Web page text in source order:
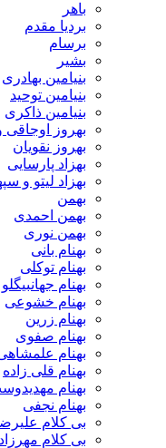
بردیا مقدم
بنیامین بهادری
بنیامین توحید
بنیامین ذاکری
بهروز اوجاقی و
بهروز نقویان
بهزاد پارسایی
بهزاد لیتو و سپهر خلسه
بهمن احمدی
بهمن نوری
بهنام بانی
بهنام توکلی
بهنام جهانبیگلو
بهنام خشوعی
بهنام زرین
بهنام صفوی
بهنام علمشاهی
بهنام قلی زاده
بهنام مهدیدوست
بهنام نجفی
بی کلام علیرضا حیدری
بی کلام مهرزاد خواجه